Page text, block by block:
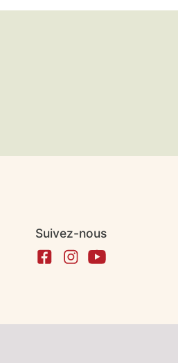
Suivez-nous